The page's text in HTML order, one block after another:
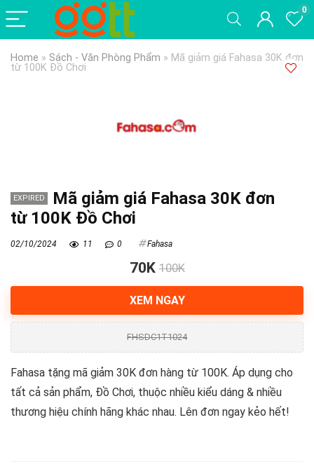
0
Home » Sách - Văn Phòng Phẩm » Mã giảm giá Fahasa 30K đơn
từ 100K Đồ Chơi
EXPIRED
Mã giảm giá Fahasa 30K đơn
từ 100K Đồ Chơi
02/10/2024 11 0 Fahasa
70K 100K
XEM NGAY
FHSDC1T1024
Fahasa tặng mã giảm 30K đơn hàng từ 100K. Áp dụng cho
tất cả sản phẩm, Đồ Chơi, thuộc nhiều kiểu dáng & nhiều
thương hiệu chính hãng khác nhau. Lên đơn ngay kẻo hết!